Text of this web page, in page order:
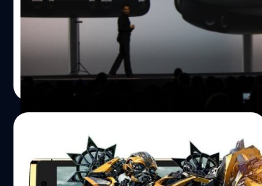
Samsung ประกาศโปรเจคใหม่ที่มีชื่อว่า Project Beyond โดย
เปิดตัวกล้องที่สามารถเก็บได้ทั้งภาพและวิดีโอซึ่งหมุนได้รอบ
360 องศา
DHANES KAEWMANEE | 4284 days ago
บริษัทจีนเปิดตัว ‘Ester Takee 1’ มือถือจอโฮ
โลแกรม 3 มิติตัวแรกของโลก